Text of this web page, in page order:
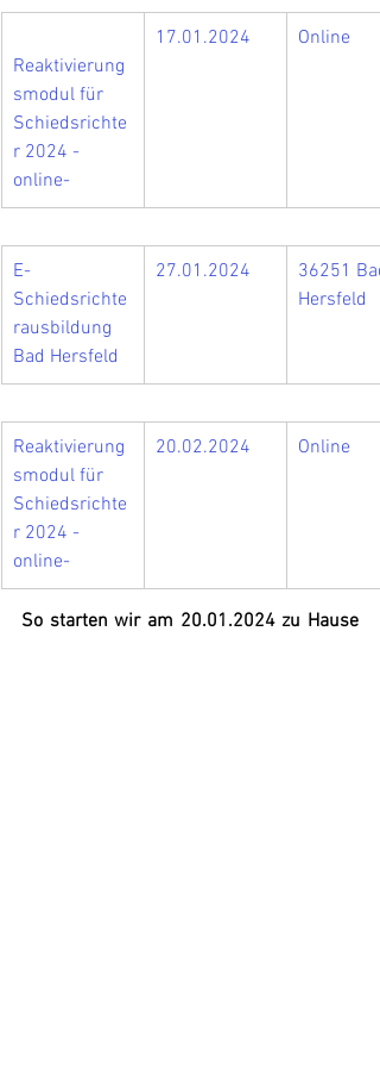
Reaktivierung
smodul für
Schiedsrichte
r 2024 -
online-
17.01.2024 Online
E-
Schiedsrichte
rausbildung
Bad Hersfeld
27.01.2024
36251 Bad
Hersfeld
Reaktivierung
smodul für
Schiedsrichte
r 2024 -
online-
20.02.2024 Online
So starten wir am 20.01.2024 zu Hause